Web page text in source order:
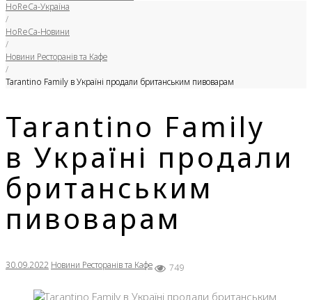
HoReCa-Україна
/
HoReCa-Новини
/
Новини Ресторанів та Кафе
/
Tarantino Family в Україні продали британським пивоварам
Tarantino Family
в Україні продали
британським
пивоварам
30.09.2022 Новини Ресторанів та Кафе 749